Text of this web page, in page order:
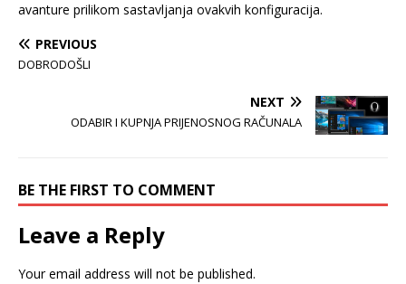
avanture prilikom sastavljanja ovakvih konfiguracija.
PREVIOUS
DOBRODOŠLI
NEXT
ODABIR I KUPNJA PRIJENOSNOG RAČUNALA
BE THE FIRST TO COMMENT
Leave a Reply
Your email address will not be published.